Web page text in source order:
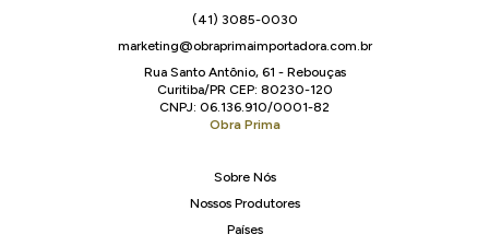
(41) 3085-0030
marketing@obraprimaimportadora.com.br
Rua Santo Antônio, 61 - Rebouças
Curitiba/PR CEP: 80230-120
CNPJ: 06.136.910/0001-82
Obra Prima
Sobre Nós
Nossos Produtores
Países